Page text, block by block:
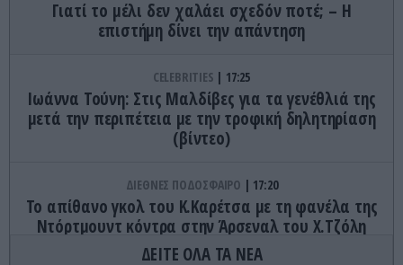
Γιατί το μέλι δεν χαλάει σχεδόν ποτέ; – Η
επιστήμη δίνει την απάντηση
CELEBRITIES 17:25
Ιωάννα Τούνη: Στις Μαλδίβες για τα γενέθλιά της
μετά την περιπέτεια με την τροφική δηλητηρίαση
(βίντεο)
ΔΙΕΘΝΕΣ ΠΟΔΟΣΦΑΙΡΟ 17:20
Το απίθανο γκολ του Κ.Καρέτσα με τη φανέλα της
Ντόρτμουντ κόντρα στην Άρσεναλ του Χ.Τζόλη
(βίντεο)
ΔΕΙΤΕ ΟΛΑ ΤΑ ΝΕΑ